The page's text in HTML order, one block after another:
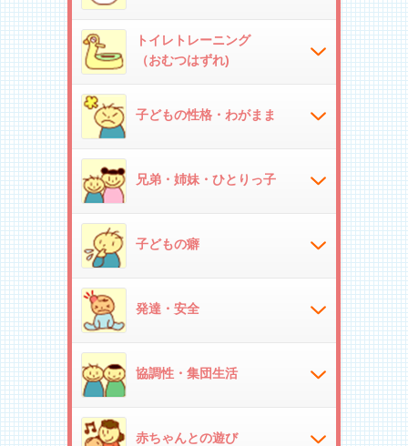
トイレトレーニング
（おむつはずれ)
子どもの性格・わがまま
兄弟・姉妹・ひとりっ子
子どもの癖
発達・安全
協調性・集団生活
赤ちゃんとの遊び